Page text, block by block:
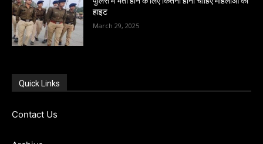
हाइट
March 29, 2025
Quick Links
Contact Us